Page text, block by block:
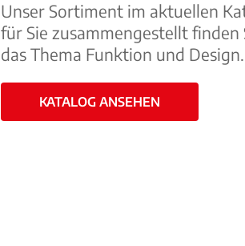
Unser Sortiment im aktuellen
für Sie zusammengestellt finden
das Thema Funktion und Design.
KATALOG ANSEHEN